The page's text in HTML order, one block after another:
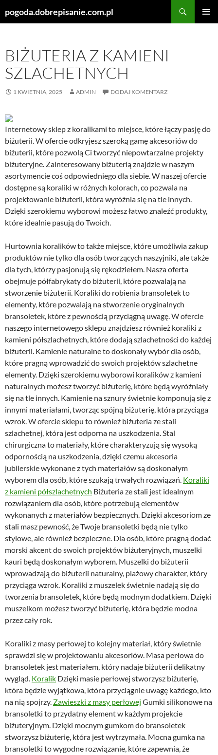
pogoda.dobrepisanie.com.pl
BIŻUTERIA Z KAMIENI
SZLACHETNYCH
1 KWIETNIA, 2025 ADMIN DODAJ KOMENTARZ
Internetowy sklep z koralikami to miejsce, które łączy pasję do
biżuterii. W ofercie odkryjesz szeroką gamę akcesoriów do
biżuterii, które pozwolą Ci tworzyć niepowtarzalne projekty
biżuteryjne. Zainteresowany biżuterią znajdzie w naszym
asortymencie coś odpowiedniego dla siebie. W naszej ofercie
dostępne są koraliki w różnych kolorach, co pozwala na
projektowanie biżuterii, która wyróżnia się na tle innych.
Dzięki szerokiemu wyborowi możesz łatwo znaleźć produkty,
które idealnie pasują do Twoich.
Hurtownia koralików to także miejsce, które umożliwia zakup
produktów nie tylko dla osób tworzących naszyjniki, ale także
dla tych, którzy pasjonują się rękodziełem. Nasza oferta
obejmuje półfabrykaty do biżuterii, które pozwalają na
stworzenie biżuterii. Koraliki do robienia bransoletek to
elementy, które pozwalają na stworzenie oryginalnych
bransoletek, które z pewnością przyciągną uwagę. W ofercie
naszego internetowego sklepu znajdziesz również koraliki z
kamieni półszlachetnych, które dodają szlachetności do każdej
biżuterii. Kamienie naturalne to doskonały wybór dla osób,
które pragną wprowadzić do swoich projektów szlachetne
elementy. Dzięki szerokiemu wyborowi koralików z kamieni
naturalnych możesz tworzyć biżuterię, które będą wyróżniały
się na tle innych. Kamienie na sznury świetnie komponują się z
innymi materiałami, tworząc spójną biżuterię, która przyciąga
wzrok. W ofercie sklepu to również biżuteria ze stali
szlachetnej, która jest odporna na uszkodzenia. Stal
chirurgiczna to materiały, które charakteryzują się wysoką
odpornością na uszkodzenia, dzięki czemu akcesoria
jubilerskie wykonane z tych materiałów są doskonałym
wyborem dla osób, które szukają trwałych rozwiązań. Koraliki
z kamieni półszlachetnych Biżuteria ze stali jest idealnym
rozwiązaniem dla osób, które potrzebują elementów
wykonanych z materiałów bezpiecznych. Dzięki akcesoriom ze
stali masz pewność, że Twoje bransoletki będą nie tylko
stylowe, ale również bezpieczne. Dla osób, które pragną dodać
morski akcent do swoich projektów biżuteryjnych, muszelki
kauri będą doskonałym wyborem. Muszelki do biżuterii
wprowadzają do biżuterii naturalny, plażowy charakter, który
przyciąga wzrok. Koraliki z muszelek świetnie nadają się do
tworzenia bransoletek, które będą modnym dodatkiem. Dzięki
muszelkom możesz tworzyć biżuterię, która będzie modna
przez cały rok.
Koraliki z masy perłowej to kolejny materiał, który świetnie
sprawdzi się w projektowaniu akcesoriów. Masa perłowa do
bransoletek jest materiałem, który nadaje biżuterii delikatny
wygląd. Koralik Dzięki masie perłowej stworzysz biżuterię,
która będzie wyjątkowa, która przyciągnie uwagę każdego, kto
na nią spojrzy. Zawieszki z masy perłowej Gumki silikonowe na
bransoletki to przydatny element w każdym projekcie
biżuteryjnym. Dzięki mocnym gumkom do bransoletek
stworzysz biżuterię, która jest wytrzymała. Mocna gumka na
bransoletki to wygodne rozwiązanie, które zapewnia, że